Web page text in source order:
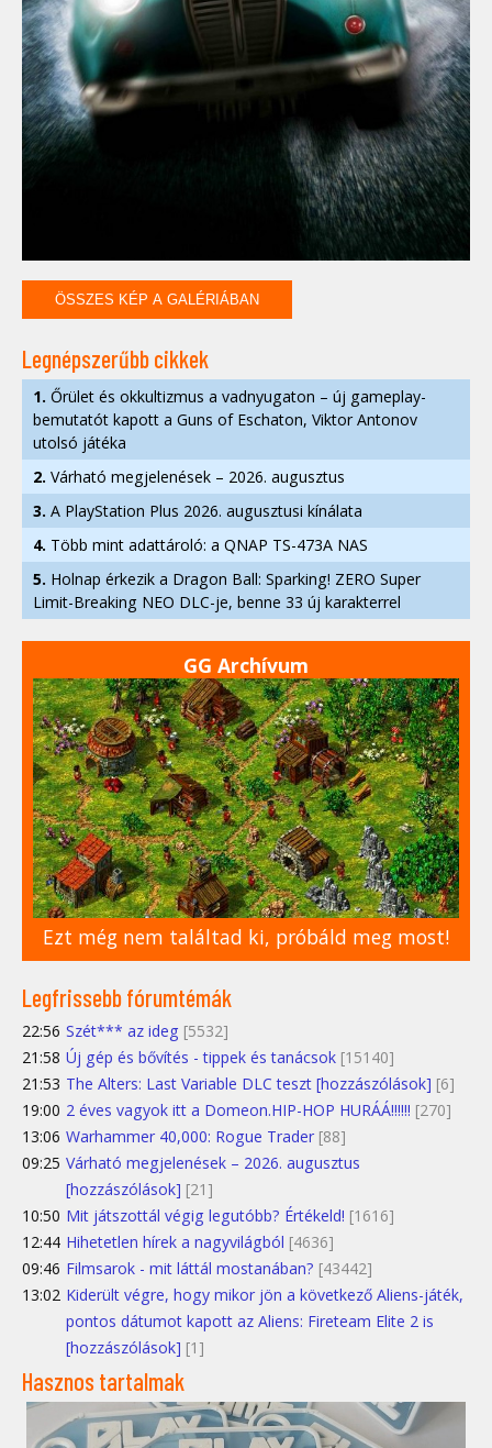
ÖSSZES KÉP A GALÉRIÁBAN
Legnépszerűbb cikkek
1. Őrület és okkultizmus a vadnyugaton – új gameplay-
bemutatót kapott a Guns of Eschaton, Viktor Antonov
utolsó játéka
2. Várható megjelenések – 2026. augusztus
3. A PlayStation Plus 2026. augusztusi kínálata
4. Több mint adattároló: a QNAP TS-473A NAS
5. Holnap érkezik a Dragon Ball: Sparking! ZERO Super
Limit-Breaking NEO DLC-je, benne 33 új karakterrel
GG Archívum
Ezt még nem találtad ki, próbáld meg most!
Legfrissebb fórumtémák
22:56 Szét*** az ideg [5532]
21:58 Új gép és bővítés - tippek és tanácsok [15140]
21:53 The Alters: Last Variable DLC teszt [hozzászólások] [6]
19:00 2 éves vagyok itt a Domeon.HIP-HOP HURÁÁ!!!!!! [270]
13:06 Warhammer 40,000: Rogue Trader [88]
09:25 Várható megjelenések – 2026. augusztus
[hozzászólások] [21]
10:50 Mit játszottál végig legutóbb? Értékeld! [1616]
12:44 Hihetetlen hírek a nagyvilágból [4636]
09:46 Filmsarok - mit láttál mostanában? [43442]
13:02 Kiderült végre, hogy mikor jön a következő Aliens-játék,
pontos dátumot kapott az Aliens: Fireteam Elite 2 is
[hozzászólások] [1]
Hasznos tartalmak